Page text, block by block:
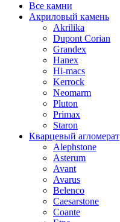
Все камни
Акриловый камень
Akrilika
Dupont Corian
Grandex
Hanex
Hi-macs
Kerrock
Neomarm
Pluton
Primax
Staron
Кварцевый агломерат
Alephstone
Asterum
Avant
Avarus
Belenco
Caesarstone
Coante